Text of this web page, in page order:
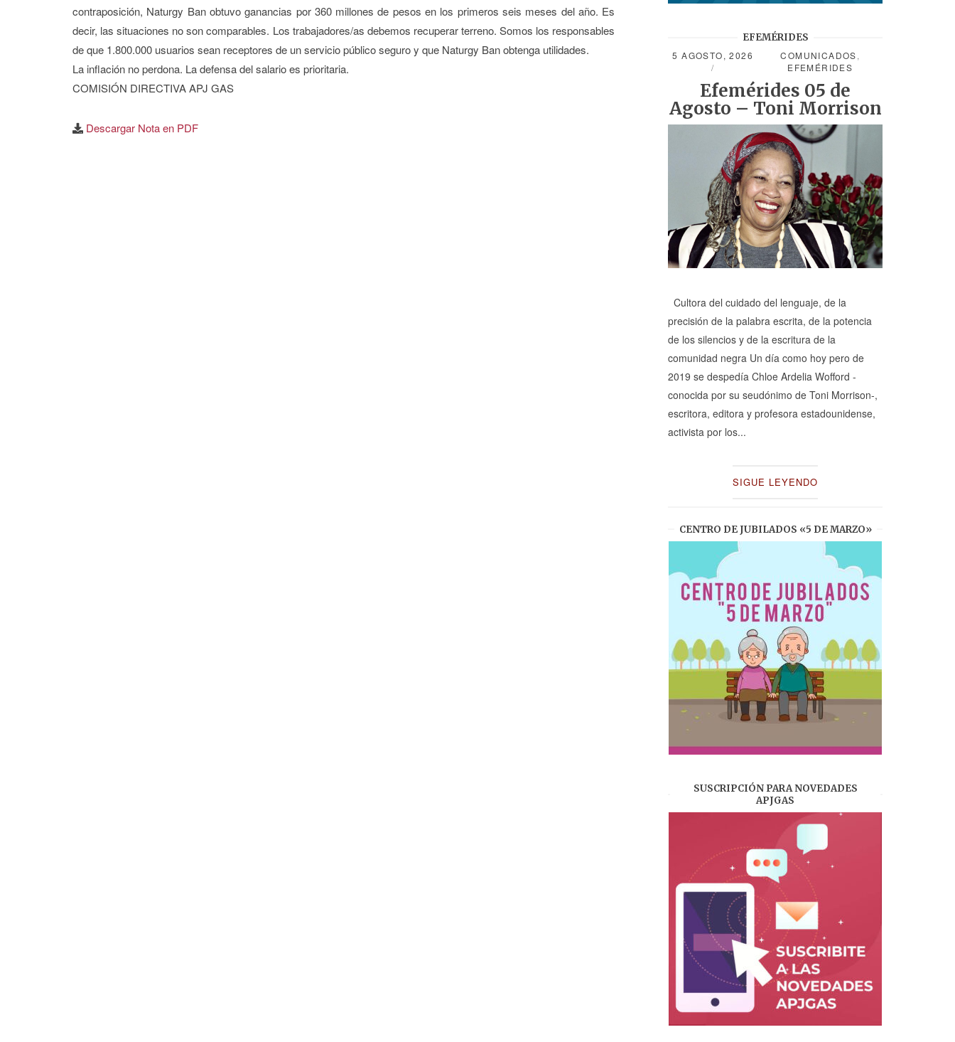
contraposición, Naturgy Ban obtuvo ganancias por 360 millones de pesos en los primeros seis meses del año. Es
decir, las situaciones no son comparables. Los trabajadores/as debemos recuperar terreno. Somos los responsables
de que 1.800.000 usuarios sean receptores de un servicio público seguro y que Naturgy Ban obtenga utilidades.
La inflación no perdona. La defensa del salario es prioritaria.
COMISIÓN DIRECTIVA APJ GAS
Descargar Nota en PDF
EFEMÉRIDES
5 AGOSTO, 2026
COMUNICADOS,
EFEMÉRIDES
Efemérides 05 de
Agosto – Toni Morrison
Cultora del cuidado del lenguaje, de la
precisión de la palabra escrita, de la potencia
de los silencios y de la escritura de la
comunidad negra Un día como hoy pero de
2019 se despedía Chloe Ardelia Wofford -
conocida por su seudónimo de Toni Morrison-,
escritora, editora y profesora estadounidense,
activista por los...
SIGUE LEYENDO
CENTRO DE JUBILADOS «5 DE MARZO»
SUSCRIPCIÓN PARA NOVEDADES
APJGAS